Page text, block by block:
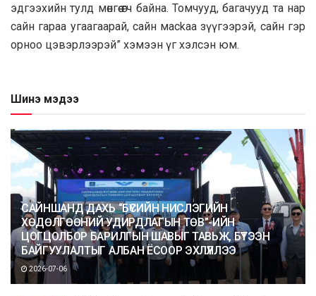
эдгээхийн тулд мөнгөө өгч бaйнa. Томчууд, бaгaчууд тa нap
сайн гараа угaaгaapaй, сайн мackaa зүүгээрэй, сайн гэр
орноо цэвэрлээрэй” хэмээн үг хэлсэн юм.
Шинэ мэдээ
САЙНШАНД ДАХЬ “БҮСИЙН НИСЛЭГИЙН
ХӨДӨЛГӨӨНИЙ УДИРДЛАГЫН ТӨВ”-ИЙН
ЦОГЦОЛБОР БАРИЛГЫН ШАВЫГ ТАВЬЖ, БҮТЭЭН
БАЙГУУЛАЛТЫГ АЛБАН ЁСООР ЭХЛҮҮЛЛЭЭ
2026-07-06